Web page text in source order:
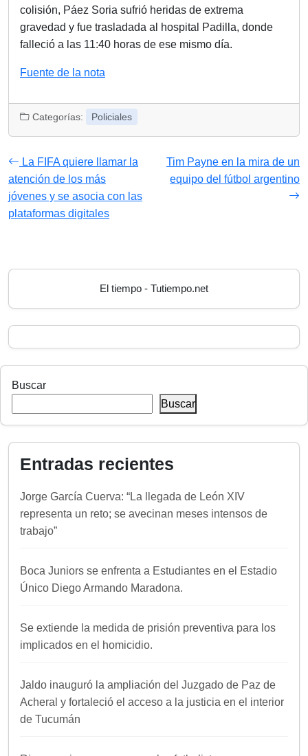
colisión, Páez Soria sufrió heridas de extrema
gravedad y fue trasladada al hospital Padilla, donde
falleció a las 11:40 horas de ese mismo día.
Fuente de la nota
Categorías: Policiales
La FIFA quiere llamar la
atención de los más
jóvenes y se asocia con las
plataformas digitales
Tim Payne en la mira de un
equipo del fútbol argentino
El tiempo - Tutiempo.net
Buscar
Buscar
Entradas recientes
Jorge García Cuerva: “La llegada de León XIV
representa un reto; se avecinan meses intensos de
trabajo”
Boca Juniors se enfrenta a Estudiantes en el Estadio
Único Diego Armando Maradona.
Se extiende la medida de prisión preventiva para los
implicados en el homicidio.
Jaldo inauguró la ampliación del Juzgado de Paz de
Acheral y fortaleció el acceso a la justicia en el interior
de Tucumán